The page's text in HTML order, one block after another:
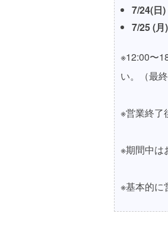
7/24(日
7/25 (月
※12:00〜
い。（最
※営業終了
※期間中は
※基本的に